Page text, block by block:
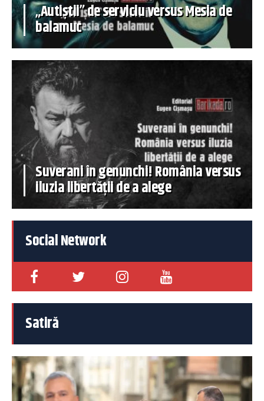
„Autiștii” de serviciu versus Mesia de
balamuc
Suverani în genunchi! România versus
iluzia libertății de a alege
Social Network
Satiră